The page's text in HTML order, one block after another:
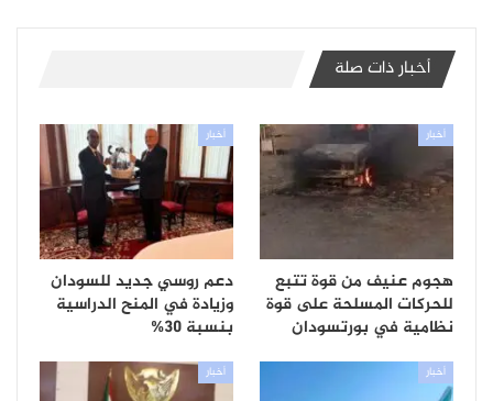
أخبار ذات صلة
أخبار
هجوم عنيف من قوة تتبع
للحركات المسلحة على قوة
نظامية في بورتسودان
أخبار
دعم روسي جديد للسودان
وزيادة في المنح الدراسية
بنسبة 30%
أخبار أخبار